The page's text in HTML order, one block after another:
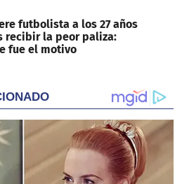
futbolista a los 27 años
recibir la peor paliza:
fue el motivo